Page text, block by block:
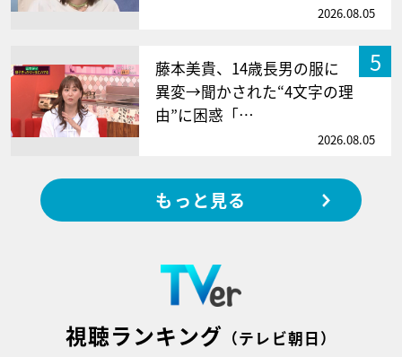
2026.08.05
5
藤本美貴、14歳長男の服に
異変→聞かされた“4文字の理
由”に困惑「…
2026.08.05
もっと見る
視聴ランキング （テレビ朝日）